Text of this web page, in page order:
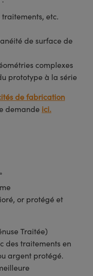
etc.
de surface de
complexes
prototype à la série
de fabrication
demande ici.
or protégé et
Traitée)
des traitements en
argent protégé.